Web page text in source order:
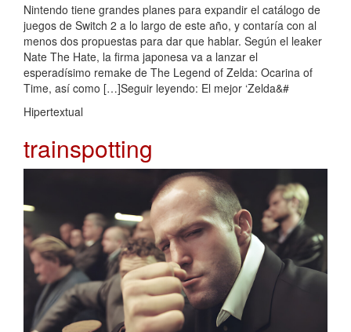
Nintendo tiene grandes planes para expandir el catálogo de
juegos de Switch 2 a lo largo de este año, y contaría con al
menos dos propuestas para dar que hablar. Según el leaker
Nate The Hate, la firma japonesa va a lanzar el
esperadísimo remake de The Legend of Zelda: Ocarina of
Time, así como […]Seguir leyendo: El mejor ‘Zelda&#
Hipertextual
trainspotting